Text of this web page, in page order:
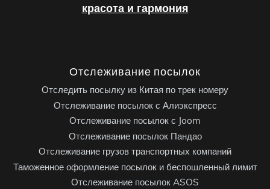
красота и гармония
Отслеживание посылок
Отследить посылку из Китая по трек номеру
Отслеживание посылок с Алиэкспресс
Отслеживание посылок с Joom
Отслеживание посылок Пандао
Отслеживание грузов транспортных компаний
Таможенное оформление посылок и беспошленный лимит
Отслеживание посылок ASOS